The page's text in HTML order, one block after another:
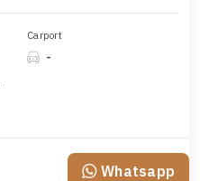
Carport
-
Whatsapp